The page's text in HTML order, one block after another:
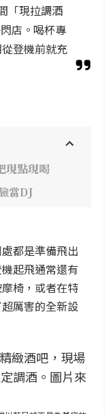
「現拉調酒
店。喝杯專
登機前就充
點現喝
當DJ
都是準備飛出
起飛通常還有
椅，或者在特
厲害的全新設